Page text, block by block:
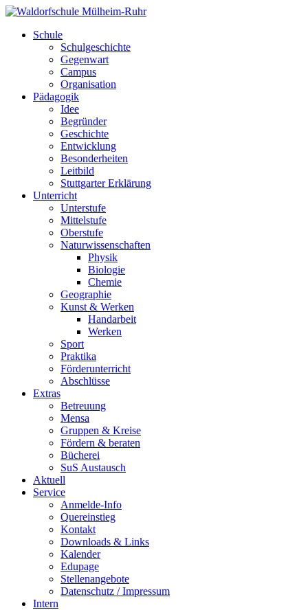
Schule
Schulgeschichte
Gegenwart
Campus
Organisation
Pädagogik
Idee
Begründer
Geschichte
Entwicklung
Besonderheiten
Leitbild
Stuttgarter Erklärung
Unterricht
Unterstufe
Mittelstufe
Oberstufe
Naturwissenschaften
Physik
Biologie
Chemie
Geographie
Kunst & Werken
Handarbeit
Werken
Sport
Praktika
Förderunterricht
Abschlüsse
Extras
Betreuung
Mensa
Gruppen & Kreise
Fördern & beraten
Bücherei
SuS Austausch
Aktuell
Service
Anmelde-Info
Quereinstieg
Kontakt
Downloads & Links
Kalender
Edupage
Stellenangebote
Datenschutz / Impressum
Intern